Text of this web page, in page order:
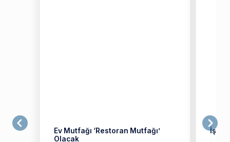
Ev Mutfağı ‘Restoran Mutfağı’
Olacak
İş